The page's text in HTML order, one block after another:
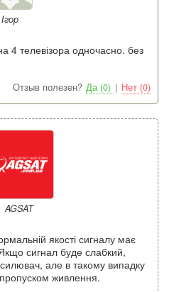
Ігор
4 телевізора одночасно. без
Отзыв полезен? Да (0) | Нет (0)
AGSAT
якості сигналу має
сигнал буде слабкий,
але в такому випадку
живлення.